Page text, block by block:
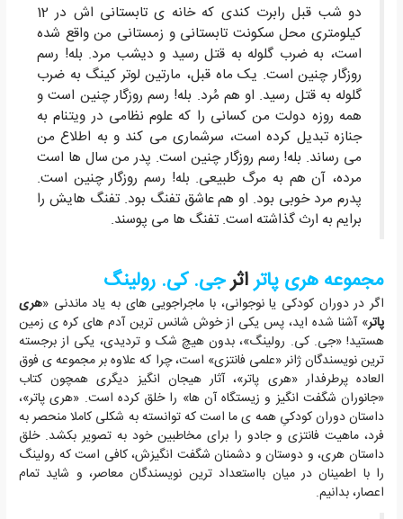
دو شب قبل رابرت کندی که خانه ی تابستانی اش در 12
کیلومتری محل سکونت تابستانی و زمستانی من واقع شده
است، به ضرب گلوله به قتل رسید و دیشب مرد. بله! رسم
روزگار چنین است. یک ماه قبل، مارتین لوتر کینگ به ضرب
گلوله به قتل رسید. او هم مُرد. بله! رسم روزگار چنین است و
همه روزه دولت من کسانی را که علوم نظامی در ویتنام به
جنازه تبدیل کرده است، سرشماری می کند و به اطلاع من
می رساند. بله! رسم روزگار چنین است. پدر من سال ها است
مرده، آن هم به مرگ طبیعی. بله! رسم روزگار چنین است.
پدرم مرد خوبی بود. او هم عاشق تفنگ بود. تفنگ هایش را
برایم به ارث گذاشته است. تفنگ ها می پوسند.
مجموعه هری پاتراثرجی. کی. رولینگ
اگر در دوران کودکی یا نوجوانی، با ماجراجویی های به یاد ماندنی «هری
پاتر» آشنا شده اید، پس یکی از خوش شانس ترین آدم های کره ی زمین
هستید! «جی. کی. رولینگ»، بدون هیچ شک و تردیدی، یکی از برجسته
ترین نویسندگان ژانر «علمی فانتزی» است، چرا که علاوه بر مجموعه ی فوق
العاده پرطرفدار «هری پاتر»، آثار هیجان انگیز دیگری همچون کتاب
«جانوران شگفت انگیز و زیستگاه آن ها» را خلق کرده است. «هری پاتر»،
داستان دوران کودکیِ همه ی ما است که توانسته به شکلی کاملا منحصر به
فرد، ماهیت فانتزی و جادو را برای مخاطبین خود به تصویر بکشد. خلق
داستان هری، و دوستان و دشمنان شگفت انگیزش، کافی است که رولینگ
را با اطمینان در میان بااستعداد ترین نویسندگان معاصر، و شاید تمام
اعصار، بدانیم.